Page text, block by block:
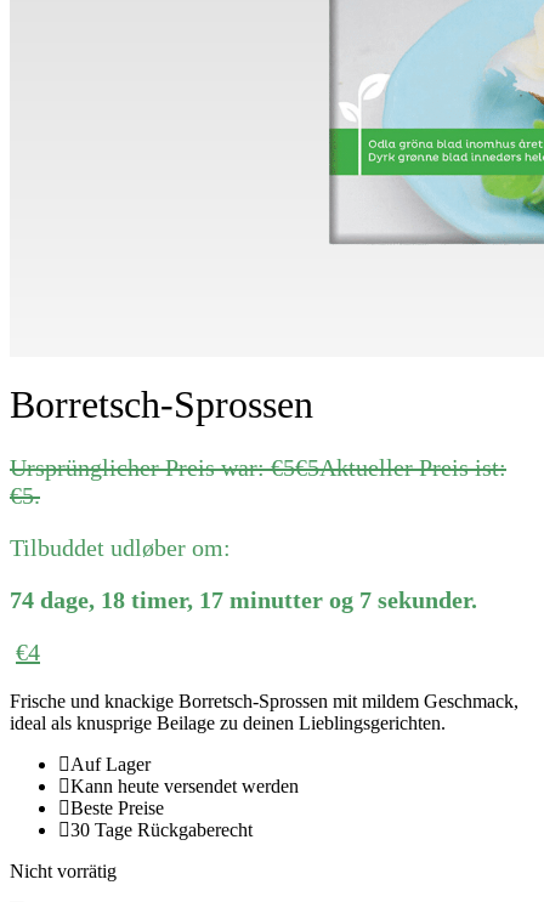
Borretsch-Sprossen
Ursprünglicher Preis war: €5€5Aktueller Preis ist:
€5.
Tilbuddet udløber om:
74 dage, 18 timer, 17 minutter og 7 sekunder.
€4
Frische und knackige Borretsch-Sprossen mit mildem Geschmack,
ideal als knusprige Beilage zu deinen Lieblingsgerichten.
Auf Lager
Kann heute versendet werden
Beste Preise
30 Tage Rückgaberecht
Nicht vorrätig